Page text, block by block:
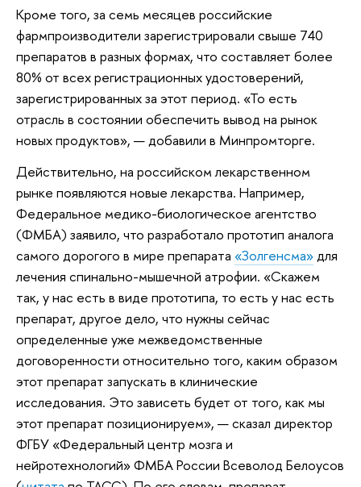
Кроме того, за семь месяцев российские
фармпроизводители зарегистрировали свыше 740
препаратов в разных формах, что составляет более
80% от всех регистрационных удостоверений,
зарегистрированных за этот период. «То есть
отрасль в состоянии обеспечить вывод на рынок
новых продуктов», — добавили в Минпромторге.
Действительно, на российском лекарственном
рынке появляются новые лекарства. Например,
Федеральное медико-биологическое агентство
(ФМБА) заявило, что разработало прототип аналога
самого дорогого в мире препарата «Золгенсма»для
лечения спинально-мышечной атрофии. «Скажем
так, у нас есть в виде прототипа, то есть у нас есть
препарат, другое дело, что нужны сейчас
определенные уже межведомственные
договоренности относительно того, каким образом
этот препарат запускать в клинические
исследования. Это зависеть будет от того, как мы
этот препарат позиционируем», — сказал директор
ФГБУ «Федеральный центр мозга и
нейротехнологий» ФМБА России Всеволод Белоусов